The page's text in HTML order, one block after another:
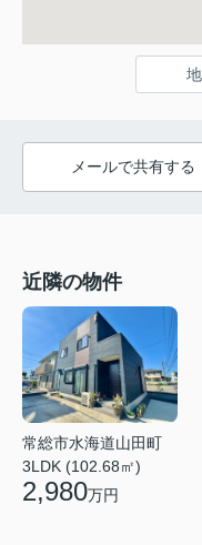
メールで共有する
近隣の物件
常総市水海道山田町
3LDK (102.68㎡)
2,980万円